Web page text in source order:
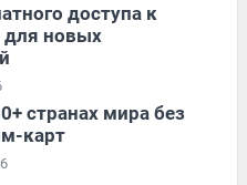
доступа к
для новых
странах мира без
карт